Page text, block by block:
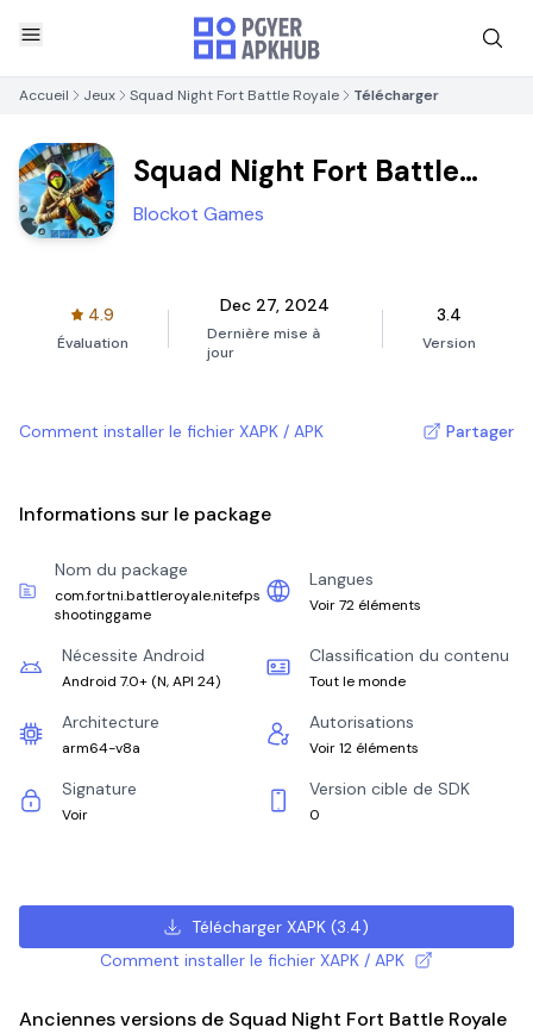
Accueil Jeux Squad Night Fort Battle Royale Télécharger
Squad Night Fort Battle
Royale
Blockot Games
4.9
Évaluation
Dec 27, 2024
Dernière mise à
jour
3.4
Version
Comment installer le fichier XAPK / APK Partager
Informations sur le package
Nom du package
com.fortni.battleroyale.nitefps
shootinggame
Langues
Voir 72 éléments
Nécessite Android
Android 7.0+ (N, API 24)
Classification du contenu
Tout le monde
Architecture
arm64-v8a
Autorisations
Voir 12 éléments
Signature
Voir
Version cible de SDK
0
Télécharger XAPK (3.4)
Comment installer le fichier XAPK / APK
Anciennes versions de Squad Night Fort Battle Royale